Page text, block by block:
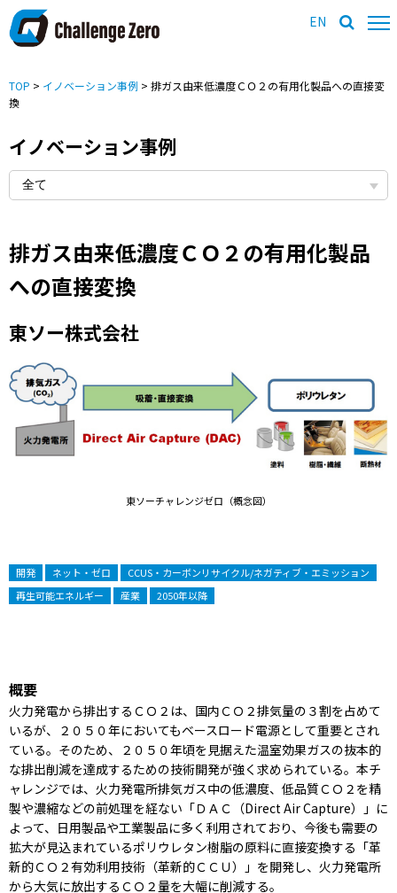
EN
TOP > イノベーション事例 > 排ガス由来低濃度ＣＯ２の有用化製品への直接変
換
イノベーション事例
排ガス由来低濃度ＣＯ２の有用化製品
への直接変換
東ソー株式会社
東ソーチャレンジゼロ（概念図）
開発 ネット・ゼロ
CCUS・カーボンリサイクル/ネガティブ・エミッション
再生可能エネルギー
産業 2050年以降
概要
火力発電から排出するＣＯ２は、国内ＣＯ２排気量の３割を占めて
いるが、２０５０年においてもベースロード電源として重要とされ
ている。そのため、２０５０年頃を見据えた温室効果ガスの抜本的
な排出削減を達成するための技術開発が強く求められている。本チ
ャレンジでは、火力発電所排気ガス中の低濃度、低品質ＣＯ２を精
製や濃縮などの前処理を経ない「ＤＡＣ（Direct Air Capture）」に
よって、日用製品や工業製品に多く利用されており、今後も需要の
拡大が見込まれているポリウレタン樹脂の原料に直接変換する「革
新的ＣＯ２有効利用技術（革新的ＣＣＵ）」を開発し、火力発電所
から大気に放出するＣＯ２量を大幅に削減する。